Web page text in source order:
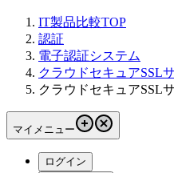
IT製品比較TOP
認証
電子認証システム
クラウドセキュアSSL
クラウドセキュアSSL
マイメニュー
ログイン